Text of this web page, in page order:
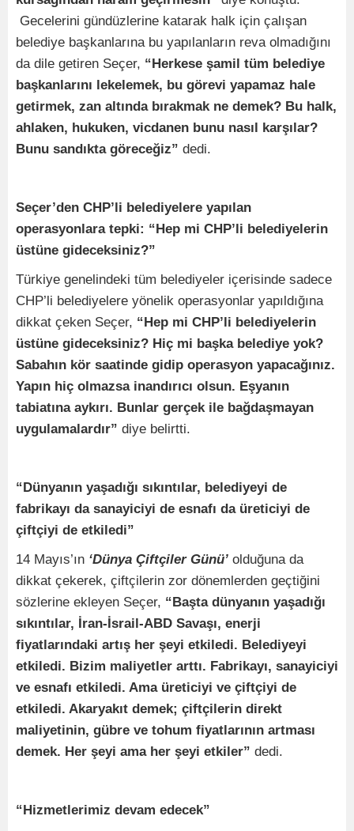
Gecelerini gündüzlerine katarak halk için çalışan
belediye başkanlarına bu yapılanların reva olmadığını
da dile getiren Seçer, “Herkese şamil tüm belediye
başkanlarını lekelemek, bu görevi yapamaz hale
getirmek, zan altında bırakmak ne demek? Bu halk,
ahlaken, hukuken, vicdanen bunu nasıl karşılar?
Bunu sandıkta göreceğiz” dedi.
Seçer’den CHP’li belediyelere yapılan
operasyonlara tepki: “Hep mi CHP’li belediyelerin
üstüne gideceksiniz?”
Türkiye genelindeki tüm belediyeler içerisinde sadece
CHP’li belediyelere yönelik operasyonlar yapıldığına
dikkat çeken Seçer, “Hep mi CHP’li belediyelerin
üstüne gideceksiniz? Hiç mi başka belediye yok?
Sabahın kör saatinde gidip operasyon yapacağınız.
Yapın hiç olmazsa inandırıcı olsun. Eşyanın
tabiatına aykırı. Bunlar gerçek ile bağdaşmayan
uygulamalardır” diye belirtti.
“Dünyanın yaşadığı sıkıntılar, belediyeyi de
fabrikayı da sanayiciyi de esnafı da üreticiyi de
çiftçiyi de etkiledi”
14 Mayıs’ın ‘Dünya Çiftçiler Günü’ olduğuna da
dikkat çekerek, çiftçilerin zor dönemlerden geçtiğini
sözlerine ekleyen Seçer, “Başta dünyanın yaşadığı
sıkıntılar, İran-İsrail-ABD Savaşı, enerji
fiyatlarındaki artış her şeyi etkiledi. Belediyeyi
etkiledi. Bizim maliyetler arttı. Fabrikayı, sanayiciyi
ve esnafı etkiledi. Ama üreticiyi ve çiftçiyi de
etkiledi. Akaryakıt demek; çiftçilerin direkt
maliyetinin, gübre ve tohum fiyatlarının artması
demek. Her şeyi ama her şeyi etkiler” dedi.
“Hizmetlerimiz devam edecek”